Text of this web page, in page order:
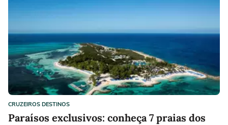
CRUZEIROS DESTINOS
Paraísos exclusivos: conheça 7 praias dos